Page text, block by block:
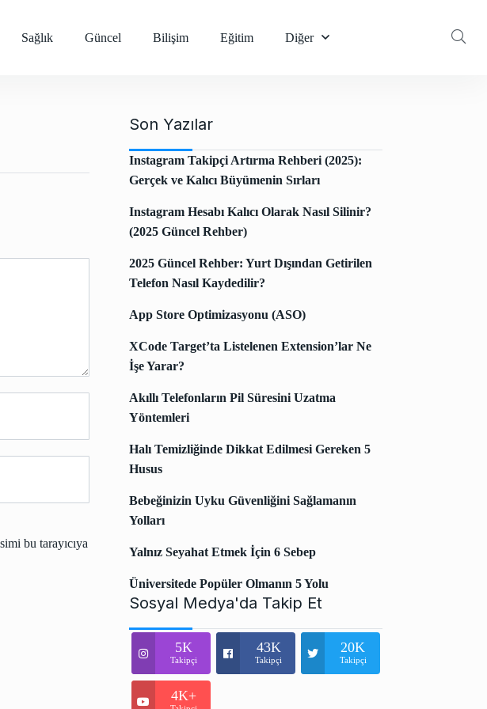
Sağlık Güncel Bilişim Eğitim Diğer
bu tarayıcıya
Son Yazılar
Instagram Takipçi Artırma Rehberi (2025):
Gerçek ve Kalıcı Büyümenin Sırları
Instagram Hesabı Kalıcı Olarak Nasıl Silinir?
(2025 Güncel Rehber)
2025 Güncel Rehber: Yurt Dışından Getirilen
Telefon Nasıl Kaydedilir?
App Store Optimizasyonu (ASO)
XCode Target’ta Listelenen Extension’lar Ne
İşe Yarar?
Akıllı Telefonların Pil Süresini Uzatma
Yöntemleri
Halı Temizliğinde Dikkat Edilmesi Gereken 5
Husus
Bebeğinizin Uyku Güvenliğini Sağlamanın
Yolları
Yalnız Seyahat Etmek İçin 6 Sebep
Üniversitede Popüler Olmanın 5 Yolu
Sosyal Medya'da Takip Et
5K
Takipçi
43K
Takipçi
20K
Takipçi
4K+